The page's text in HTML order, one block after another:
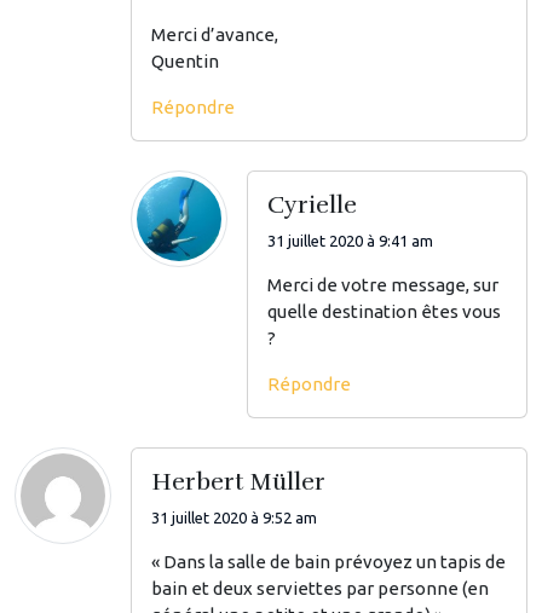
Merci d’avance,
Quentin
Répondre
Cyrielle
31 juillet 2020 à 9:41 am
Merci de votre message, sur
quelle destination êtes vous
?
Répondre
Herbert Müller
31 juillet 2020 à 9:52 am
« Dans la salle de bain prévoyez un tapis de
bain et deux serviettes par personne (en